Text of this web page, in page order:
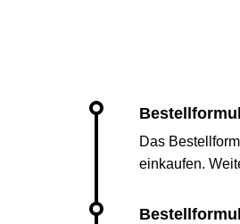
Das
einkaufen.